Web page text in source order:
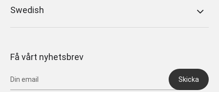
Swedish
Få vårt nyhetsbrev
Skicka